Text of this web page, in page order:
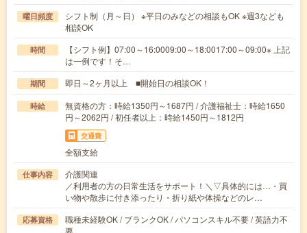
曜日頻度
シフト制（月～日） ※平日のみなどの相談もOK ※週3なども
相談OK
時間
【シフト例】07:00～16:0009:00～18:0017:00～09:00※ 上記
は一例です！そ…
期間 即日～2ヶ月以上 ■開始日の相談OK！
時給
無資格の方：時給1350円～1687円 / 介護福祉士：時給1650
円～2062円 / 初任者以上：時給1450円～1812円
交通費
全額支給
仕事内容
介護関連
／利用者の方の日常生活をサポート！＼▽具体的には…・買
い物や散歩に付き添ったり・折り紙や体操などのレ…
応募資格
職種未経験OK / ブランクOK / パソコンスキル不要 / 英語力不
要